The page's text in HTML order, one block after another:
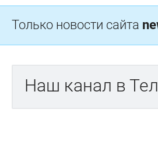
Только новости сайта
Наш канал в